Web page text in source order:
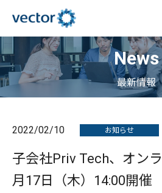
News
最新情報
2022/02/10 お知らせ
子会社Priv Tech、オン
月17日（木）14:00開催